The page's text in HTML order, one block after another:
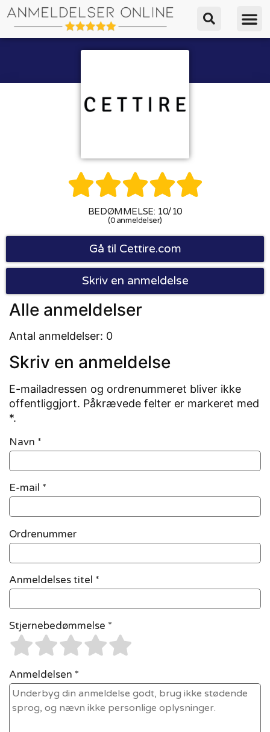

BEDØMMELSE: 10/10
(0 anmeldelser)
Gå til Cettire.com
Skriv en anmeldelse
Alle anmeldelser
Antal anmeldelser: 0
Skriv en anmeldelse
E-mailadressen og ordrenummeret bliver ikke
offentliggjort. Påkrævede felter er markeret med
*.
Navn *
E-mail *
Ordrenummer
Anmeldelses titel *
Stjernebedømmelse *
Anmeldelsen *